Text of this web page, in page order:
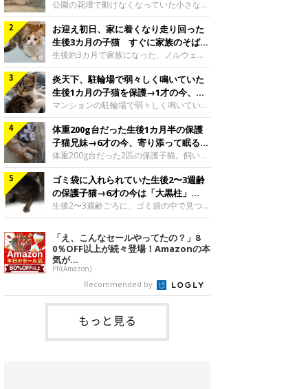
と“姉妹”のような関係に
公園の花壇で動けなくなっていた小さな子
猫。家族に迎えられてから6年、先住猫と
の間には深い絆が育まれていました。保護
当時のティダちゃん。
@muumuu62197189紹介するのは、
X（旧Twitter）ユーザー
@muumuu62197189さんの愛猫・ティダ
ちゃん（取材時6才）の成長記録です。こ
ちらは、生後3カ月ごろのティダちゃん。
飼い主さんが出会ったのは、夜から大雨に
なると予報されていた日の夕方でした。花
壇で動けずにいた子猫保護したばかりのテ
ィダちゃん。@muumuu62197189飼い主
さんは、公園の
お迎え初日、家に着くなり走り回った
生後3カ月の子猫 すぐに家族のそばで
落ち着く姿に「迎えてよかった」
生後約3カ月で家族になった、ノルウェー
ジャンフォレストキャットの子猫。お迎え
翌日には、すでに家でくつろぐ様子を見せ
ていました。お迎え翌日、ベッドでうとう
とするむうちゃんお迎え翌日のむうちゃ
ん。@umimugi0304紹介するのは、
Instagramユーザー@umimugi0304さんの
愛猫・むうちゃん（撮影時、生後約3カ月
／ノルウェージャンフォレストキャッ
ト）。こちらは、お迎え翌日に撮影された
一枚。ゴハンをお腹いっぱい食べたむうち
ゃんは眠くなり、飼い主さん夫婦のベッド
でうとうとし始めたのだとか。飼い主さ
炎天下、駐輪場で弱々しく鳴いていた
生後1カ月の子猫を保護→1才の今、筋
肉質でツンデレなコに成長
マンションの駐輪場で弱々しく鳴いてい
た、生後1カ月ほどの子猫。家族に迎えら
れてから1年、体も行動も大きく成長しま
した。炎天下の駐輪場で鳴いていた小さな
子猫保護当時のモモちゃん。@Kingponzu
紹介するのは、X（旧Twitter）ユーザー
@Kingponzuさんの愛猫・モモちゃん（取
材時1才）の成長記録です。こちらは、モ
モちゃんが生後1カ月ごろに撮影された一
枚。飼い主さんの自宅マンションの駐輪場
です。子猫時代のモモちゃん。
@Kingponzuその日は気温が35℃を
体重200g台だった生後1カ月半の保護
子猫兄妹→6才の今、寄り添って眠る姿
にほっこり！
体重200g台だった2匹の保護子猫。飼い主
さんの家族になってから6年、ともに成長
するなかで、2匹の関係にも少しずつ変化
が見られました。家族になったばかりの小
さな兄妹猫（写真上から）妹猫・てんちゃ
ん、兄猫・ラムくん。@ten_ramu紹介す
@ten_ramuさんの愛猫・ラムくんとてん
ちゃん（ともに取材時6才）の成長記録で
す。この写真は、お迎えして間もない生後
1カ月半ごろの2匹。当時、ラムくんは260
グラム、てんちゃんは209グラムと、どち
らもとても小さな体でした。2匹
ゴミ袋に入れられていた生後2〜3週齢
の保護子猫→6才の今は「大黒柱」
に！ 美しい黒猫に成長した姿にグッ
とくる
生後2〜3週齢ごろに、ゴミ袋の中で見つか
った小さな命。ミルクから育てられたその
子猫は今、家族に欠かせない存在へと成長
しました。ゴミ袋の中で見つかった、ミニ
モグラのような子猫よちよち歩きをしてい
たころの、生後2〜3週齢ごろのドンちゃ
ん。@doddou_1今回紹介するのは、
X（旧Twitter）ユーザー@doddou_1さん
の愛猫・ドンちゃん（取材時、推定6才／
本名：ドミトリー・ドンスコイ）。ドンち
ゃんは、保護猫でした。ドンちゃんが見つ
かったのは、飼い主さんの姉の勤め先の敷
「え、こんなセールやってたの？」8
0％OFF以上が続々登場！Amazonの本
気が...
PR(Amazon)
Recommended by
もっと見る